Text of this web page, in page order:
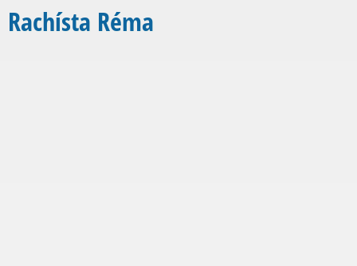
Rachísta Réma